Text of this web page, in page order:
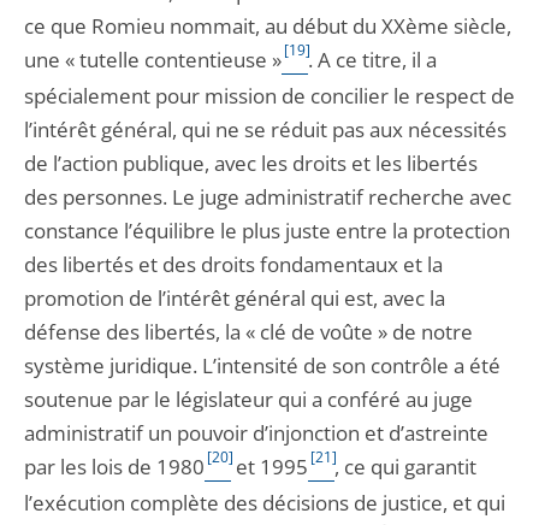
ce que Romieu nommait, au début du XXème siècle,
une « tutelle contentieuse »[19]. A ce titre, il a
spécialement pour mission de concilier le respect de
l’intérêt général, qui ne se réduit pas aux nécessités
de l’action publique, avec les droits et les libertés
des personnes. Le juge administratif recherche avec
constance l’équilibre le plus juste entre la protection
des libertés et des droits fondamentaux et la
promotion de l’intérêt général qui est, avec la
défense des libertés, la « clé de voûte » de notre
système juridique. L’intensité de son contrôle a été
soutenue par le législateur qui a conféré au juge
administratif un pouvoir d’injonction et d’astreinte
par les lois de 1980 [20]et 1995 [21], ce qui garantit
l’exécution complète des décisions de justice, et qui